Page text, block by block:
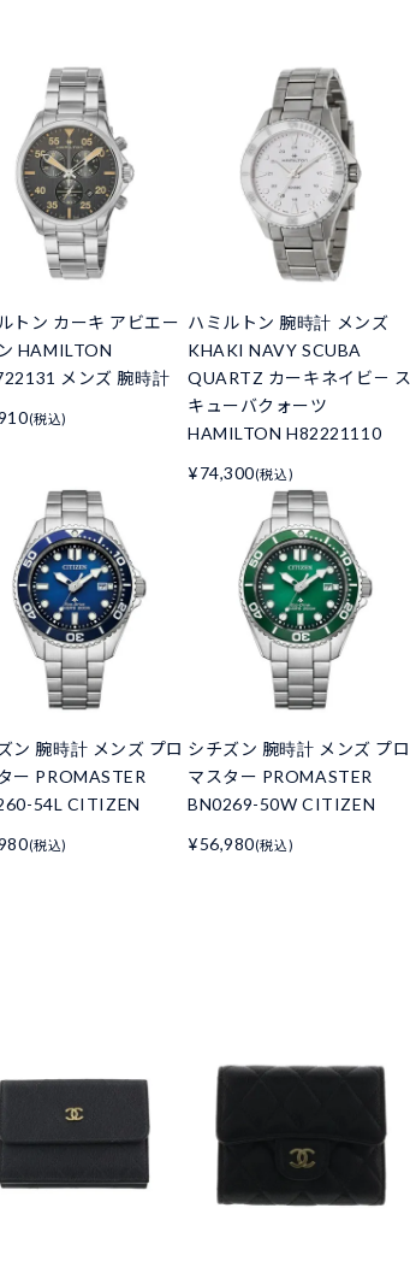
トン カーキ アビエー
HAMILTON
メンズ 腕時計
(税込)
ハミルトン 腕時計 メンズ
KHAKI NAVY SCUBA
QUARTZ カーキネイビ－ ス
キューバクォーツ
HAMILTON H82221110
¥74,300(税込)
ン 腕時計 メンズ プロ
ー PROMASTER
54L CITIZEN
(税込)
シチズン 腕時計 メンズ プロ
マスター PROMASTER
BN0269-50W CITIZEN
¥56,980(税込)